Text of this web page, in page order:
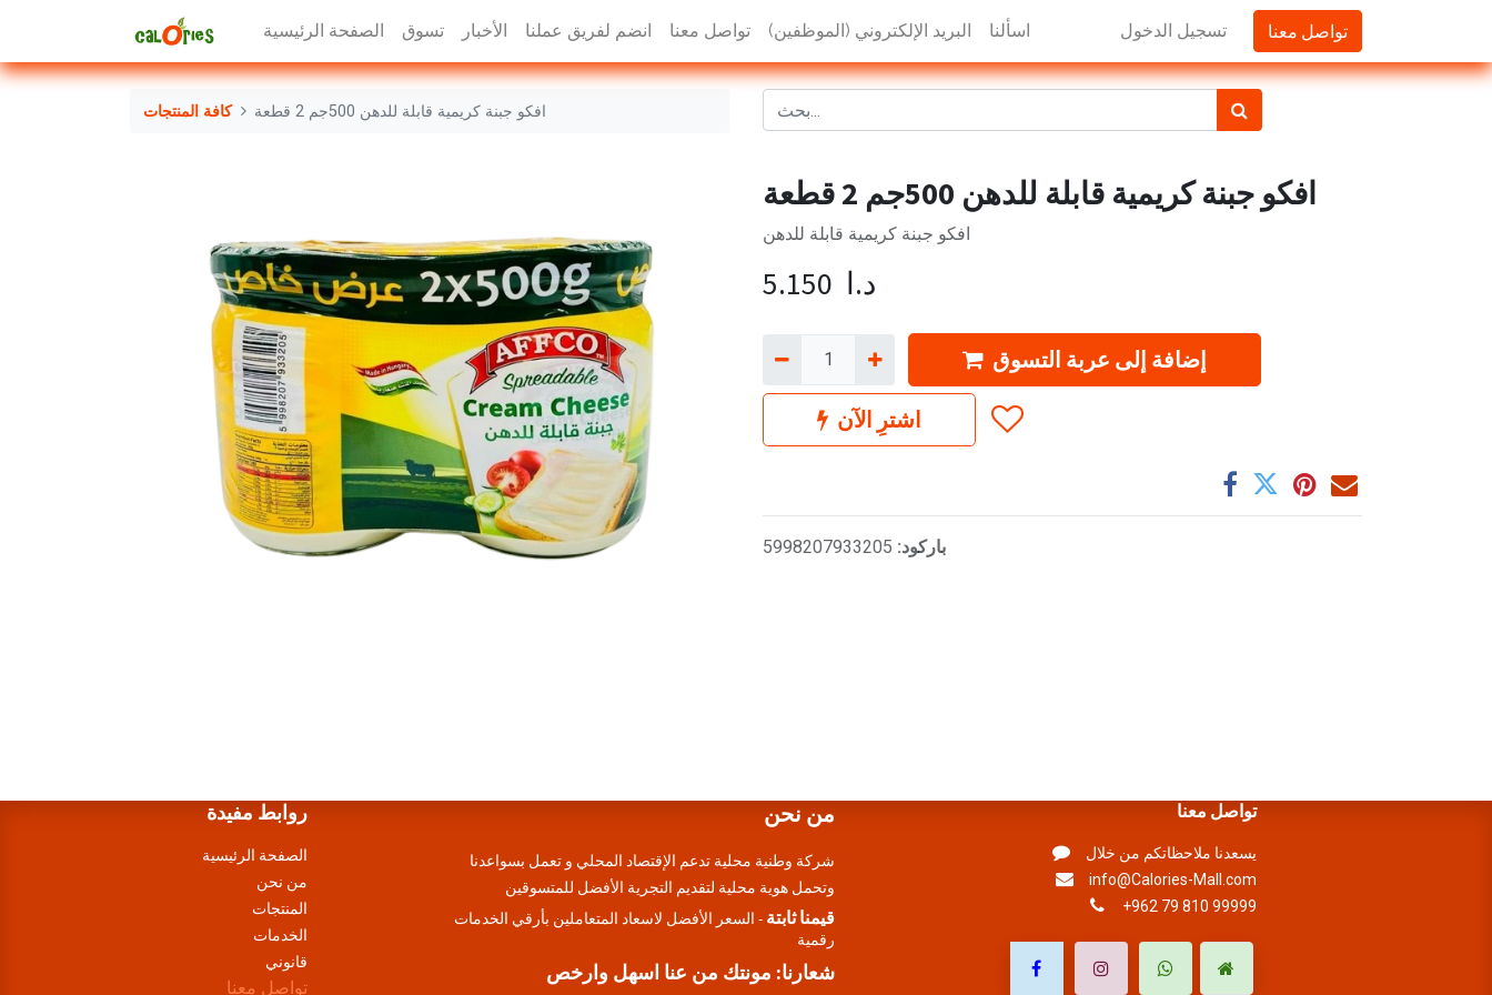
الصفحة الرئيسية تسوق الأخبار انضم لفريق عملنا تواصل معنا البريد الإلكتروني (الموظفين) اسألنا تسجيل الدخول تواصل معنا
كافة المنتجات افكو جبنة كريمية قابلة للدهن 500جم 2 قطعة
افكو جبنة كريمية قابلة للدهن 500جم 2 قطعة
افكو جبنة كريمية قابلة للدهن
5.150 د.ا
إضافة إلى عربة التسوق
اشترِ الآن
باركود: 5998207933205
روابط مفيدة
الصفحة الرئيسية
من نحن
المنتجات
الخدمات
قانوني
تواصل معنا
من نحن
شركة وطنية محلية تدعم الإقتصاد المحلي و تعمل بسواعدنا
وتحمل هوية محلية لتقديم التجرية الأفضل للمتسوقين
قيمنا ثابتة - السعر الأفضل لاسعاد المتعاملين بأرقي الخدمات
رقمية
شعارنا: مونتك من عنا اسهل وارخص
تواصل معنا
يسعدنا ملاحظاتكم من خلال
info@Calories-Mall.com
+962 79 810 99999